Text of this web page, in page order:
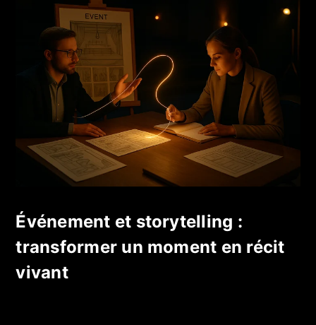
Événement et storytelling :
transformer un moment en récit
vivant